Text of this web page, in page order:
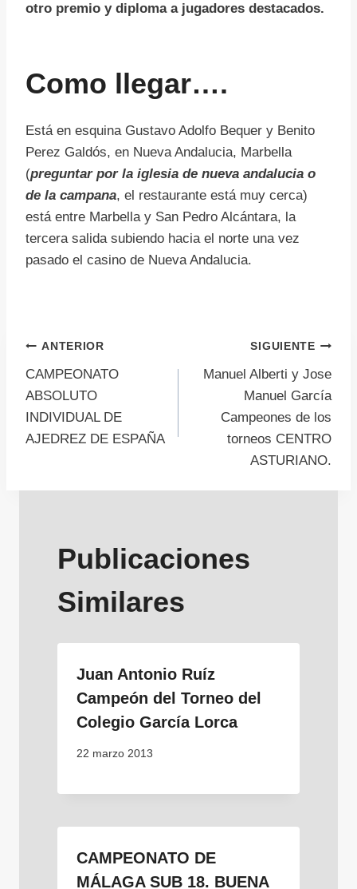
otro premio y diploma a jugadores destacados.
Como llegar….
Está en esquina Gustavo Adolfo Bequer y Benito
Perez Galdós, en Nueva Andalucia, Marbella
(preguntar por la iglesia de nueva andalucia o
de la campana, el restaurante está muy cerca)
está entre Marbella y San Pedro Alcántara, la
tercera salida subiendo hacia el norte una vez
pasado el casino de Nueva Andalucia.
Navegación
de
entradas
ANTERIOR
CAMPEONATO
ABSOLUTO
INDIVIDUAL DE
AJEDREZ DE ESPAÑA
SIGUIENTE
Manuel Alberti y Jose
Manuel García
Campeones de los
torneos CENTRO
ASTURIANO.
Publicaciones
Similares
Juan Antonio Ruíz
Campeón del Torneo del
Colegio García Lorca
22 marzo 2013
CAMPEONATO DE
MÁLAGA SUB 18. BUENA